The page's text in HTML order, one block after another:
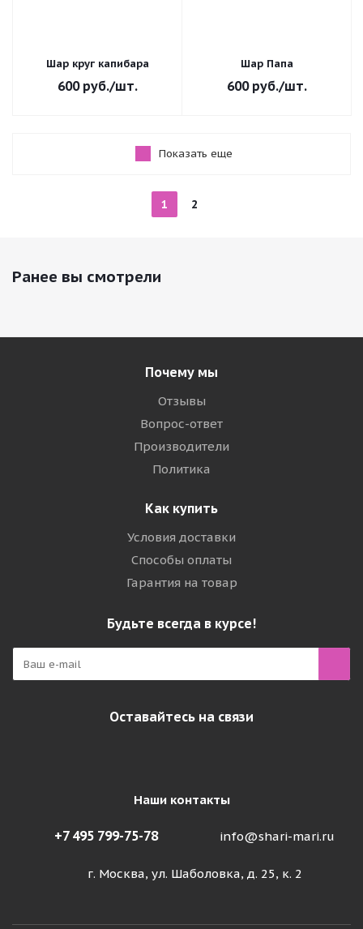
Шар круг капибара
600руб./шт.
Шар Папа
600руб./шт.
Показать еще
1 2
Ранее вы смотрели
Почему мы
Отзывы
Вопрос-ответ
Производители
Политика
Как купить
Условия доставки
Способы оплаты
Гарантия на товар
Будьте всегда в курсе!
Оставайтесь на связи
Наши контакты
+7 495 799-75-78 info@shari-mari.ru
г. Москва, ул. Шаболовка, д. 25, к. 2